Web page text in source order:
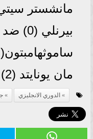
مانشستر سيتي (3) ضد (0)
بيرنلي (0) ضد (1) شيفيلد
ساموثهامبتون( 0) ضد (2) وست هام
مان يونايتد (2) ضد (1) ولفرهامبتون
الدوري الانجليزي